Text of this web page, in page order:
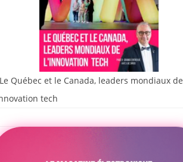
Le Québec et le Canada, leaders mondiaux de
tech